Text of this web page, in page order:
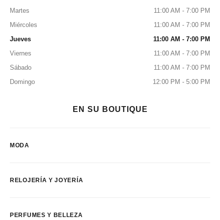
Martes
11:00 AM - 7:00 PM
Miércoles
11:00 AM - 7:00 PM
Jueves
11:00 AM - 7:00 PM
Viernes
11:00 AM - 7:00 PM
Sábado
11:00 AM - 7:00 PM
Domingo
12:00 PM - 5:00 PM
EN SU BOUTIQUE
MODA
RELOJERÍA Y JOYERÍA
PERFUMES Y BELLEZA